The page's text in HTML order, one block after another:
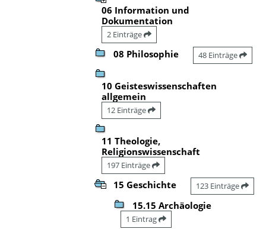
06 Information und
Dokumentation
2 Einträge
08 Philosophie 48 Einträge
10 Geisteswissenschaften
allgemein
12 Einträge
11 Theologie,
Religionswissenschaft
197 Einträge
15 Geschichte 123 Einträge
15.15 Archäologie
1 Eintrag